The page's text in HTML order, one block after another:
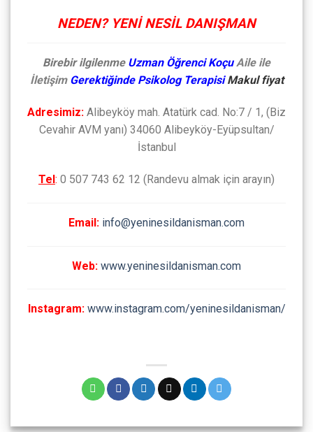
NEDEN? YENİ NESİL DANIŞMAN
Birebir ilgilenme Uzman Öğrenci KoçuAile ile
İletişim Gerektiğinde Psikolog TerapisiMakul fiyat
Adresimiz: Alibeyköy mah. Atatürk cad. No:7 / 1, (Biz
Cevahir AVM yanı) 34060 Alibeyköy-Eyüpsultan/
İstanbul
Tel: 0 507 743 62 12 (Randevu almak için arayın)
Email: info@yeninesildanisman.com
Web: www.yeninesildanisman.com
Instagram: www.instagram.com/yeninesildanisman/